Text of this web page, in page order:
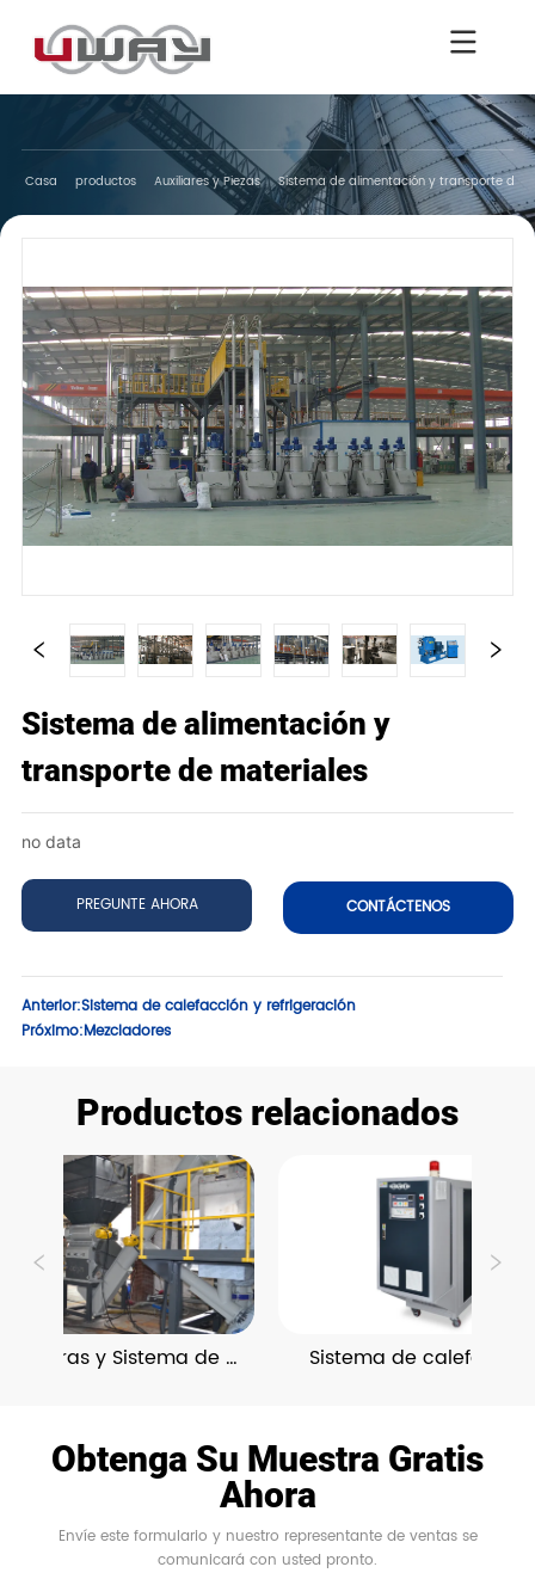
Casa productos Auxiliares y Piezas Sistema de alimentación y transporte de
Sistema de alimentación y
transporte de materiales
no data
PREGUNTE AHORA CONTÁCTENOS
Anterior:Sistema de calefacción y refrigeración
Próximo:Mezcladores
Productos relacionados
y Sistema de Sistema de calefacción
Obtenga Su Muestra Gratis
Ahora
Envíe este formulario y nuestro representante de ventas se
comunicará con usted pronto.